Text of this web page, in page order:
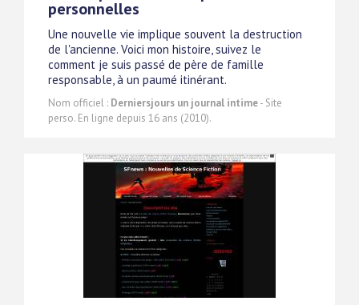
personnelles
Une nouvelle vie implique souvent la destruction
de l'ancienne. Voici mon histoire, suivez le
comment je suis passé de père de famille
responsable, à un paumé itinérant.
Nom officiel : Derniersjours un journal intime- Site
perso. En ligne depuis 16 ans (2010).